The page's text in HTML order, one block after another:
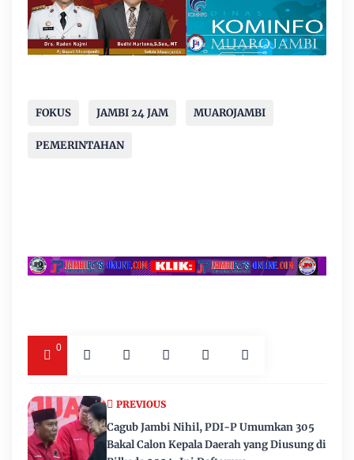
FOKUS JAMBI 24 JAM MUAROJAMBI
PEMERINTAHAN
0
PREVIOUS
Cagub Jambi Nihil, PDI-P Umumkan 305
Bakal Calon Kepala Daerah yang Diusung di